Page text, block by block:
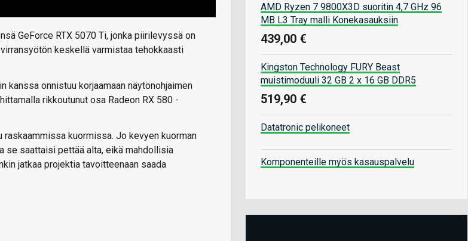
GeForce RTX 5070 Ti, jonka piirilevyssä on
keskellä varmistaa tehokkaasti
onnistuu korjaamaan näytönohjaimen
rikkoutunut osa Radeon RX 580 -
kuormissa. Jo kevyen kuorman
se saattaisi pettää alta, eikä mahdollisia
jatkaa projektia tavoitteenaan saada
AMD Ryzen 7 9800X3D suoritin 4,7 GHz 96
MB L3 Tray malli Konekasauksiin
439,00 €
Kingston Technology FURY Beast
muistimoduuli 32 GB 2 x 16 GB DDR5
519,90 €
Datatronic pelikoneet
Komponenteille myös kasauspalvelu